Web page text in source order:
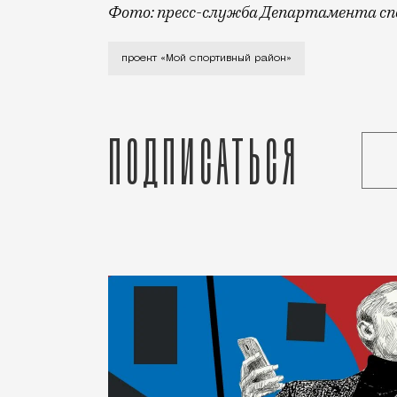
Фото: пресс-служба Департамента
Проект мэра Москвы «Мой
проект «Мой спортивный район»
Подписаться
Город